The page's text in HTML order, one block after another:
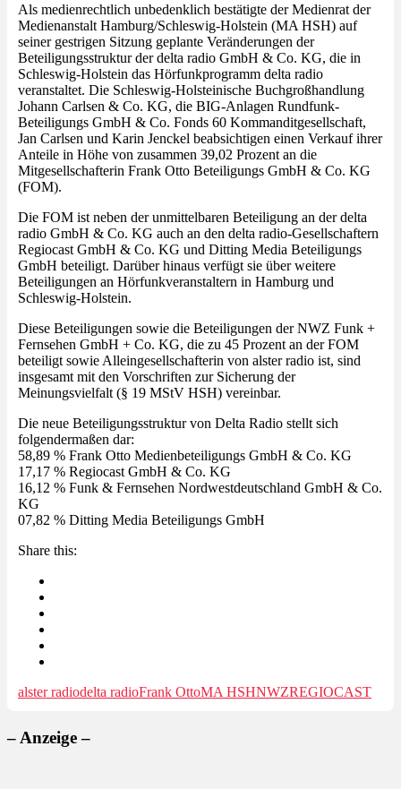
Als medienrechtlich unbedenklich bestätigte der Medienrat der
Medienanstalt Hamburg/Schleswig-Holstein (MA HSH) auf
seiner gestrigen Sitzung geplante Veränderungen der
Beteiligungsstruktur der delta radio GmbH & Co. KG, die in
Schleswig-Holstein das Hörfunkprogramm delta radio
veranstaltet. Die Schleswig-Holsteinische Buchgroßhandlung
Johann Carlsen & Co. KG, die BIG-Anlagen Rundfunk-
Beteiligungs GmbH & Co. Fonds 60 Kommanditgesellschaft,
Jan Carlsen und Karin Jenckel beabsichtigen einen Verkauf ihrer
Anteile in Höhe von zusammen 39,02 Prozent an die
Mitgesellschafterin Frank Otto Beteiligungs GmbH & Co. KG
(FOM).
Die FOM ist neben der unmittelbaren Beteiligung an der delta
radio GmbH & Co. KG auch an den delta radio-Gesellschaftern
Regiocast GmbH & Co. KG und Ditting Media Beteiligungs
GmbH beteiligt. Darüber hinaus verfügt sie über weitere
Beteiligungen an Hörfunkveranstaltern in Hamburg und
Schleswig-Holstein.
Diese Beteiligungen sowie die Beteiligungen der NWZ Funk +
Fernsehen GmbH + Co. KG, die zu 45 Prozent an der FOM
beteiligt sowie Alleingesellschafterin von alster radio ist, sind
insgesamt mit den Vorschriften zur Sicherung der
Meinungsvielfalt (§ 19 MStV HSH) vereinbar.
Die neue Beteiligungsstruktur von Delta Radio stellt sich
folgendermaßen dar:
58,89 % Frank Otto Medienbeteiligungs GmbH & Co. KG
17,17 % Regiocast GmbH & Co. KG
16,12 % Funk & Fernsehen Nordwestdeutschland GmbH & Co.
KG
07,82 % Ditting Media Beteiligungs GmbH
Share this:
alster radiodelta radioFrank OttoMA HSHNWZREGIOCAST
– Anzeige –